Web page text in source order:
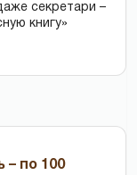
секретари –
книгу»
– по 100